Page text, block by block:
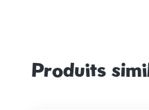
Ignorer la galerie de
Produits